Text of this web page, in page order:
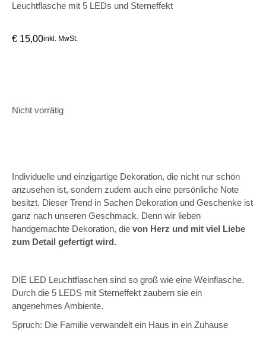
Leuchtflasche mit 5 LEDs und Sterneffekt
€ 15,00inkl. MwSt.
Nicht vorrätig
Individuelle und einzigartige Dekoration, die nicht nur schön
anzusehen ist, sondern zudem auch eine persönliche Note
besitzt. Dieser Trend in Sachen Dekoration und Geschenke ist
ganz nach unseren Geschmack. Denn wir lieben
handgemachte Dekoration, die von Herz und mit viel Liebe
zum Detail gefertigt wird.
DIE LED Leuchtflaschen sind so groß wie eine Weinflasche.
Durch die 5 LEDS mit Sterneffekt zaubern sie ein
angenehmes Ambiente.
Spruch: Die Familie verwandelt ein Haus in ein Zuhause